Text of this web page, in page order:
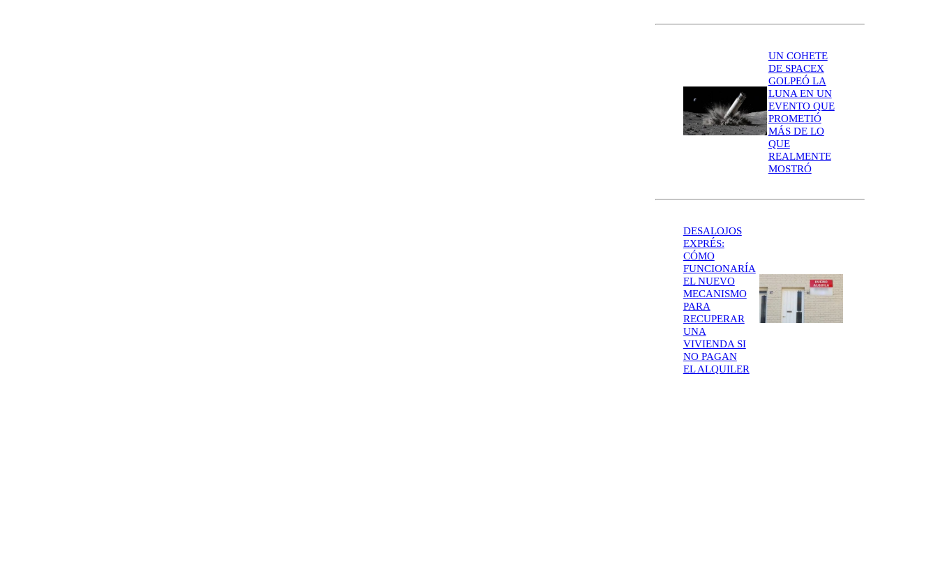
UN COHETE
DE SPACEX
GOLPEÓ LA
LUNA EN UN
EVENTO QUE
PROMETIÓ
MÁS DE LO
QUE
REALMENTE
MOSTRÓ
DESALOJOS
EXPRÉS:
CÓMO
FUNCIONARÍA
EL NUEVO
MECANISMO
PARA
RECUPERAR
UNA
VIVIENDA SI
NO PAGAN
EL ALQUILER